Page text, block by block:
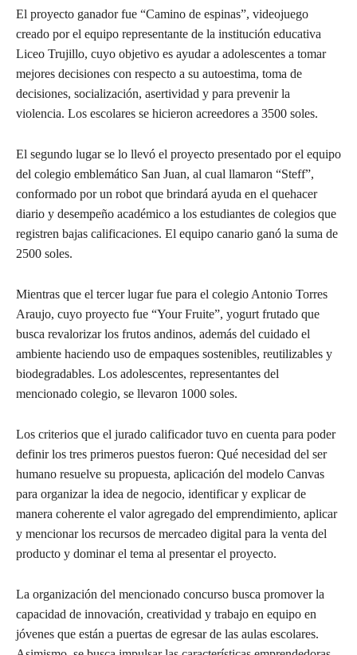
El proyecto ganador fue “Camino de espinas”, videojuego
creado por el equipo representante de la institución educativa
Liceo Trujillo, cuyo objetivo es ayudar a adolescentes a tomar
mejores decisiones con respecto a su autoestima, toma de
decisiones, socialización, asertividad y para prevenir la
violencia. Los escolares se hicieron acreedores a 3500 soles.
El segundo lugar se lo llevó el proyecto presentado por el equipo
del colegio emblemático San Juan, al cual llamaron “Steff”,
conformado por un robot que brindará ayuda en el quehacer
diario y desempeño académico a los estudiantes de colegios que
registren bajas calificaciones. El equipo canario ganó la suma de
2500 soles.
Mientras que el tercer lugar fue para el colegio Antonio Torres
Araujo, cuyo proyecto fue “Your Fruite”, yogurt frutado que
busca revalorizar los frutos andinos, además del cuidado el
ambiente haciendo uso de empaques sostenibles, reutilizables y
biodegradables. Los adolescentes, representantes del
mencionado colegio, se llevaron 1000 soles.
Los criterios que el jurado calificador tuvo en cuenta para poder
definir los tres primeros puestos fueron: Qué necesidad del ser
humano resuelve su propuesta, aplicación del modelo Canvas
para organizar la idea de negocio, identificar y explicar de
manera coherente el valor agregado del emprendimiento, aplicar
y mencionar los recursos de mercadeo digital para la venta del
producto y dominar el tema al presentar el proyecto.
La organización del mencionado concurso busca promover la
capacidad de innovación, creatividad y trabajo en equipo en
jóvenes que están a puertas de egresar de las aulas escolares.